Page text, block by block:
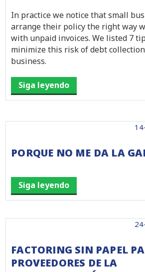
In practice we notice that small
arrange their policy the right way
with unpaid invoices. We listed 7
minimize this risk of debt
business.
Siga leyendo
PORQUE NO ME DA LA
Siga leyendo
FACTORING SIN PAPEL
PROVEEDORES DE LA